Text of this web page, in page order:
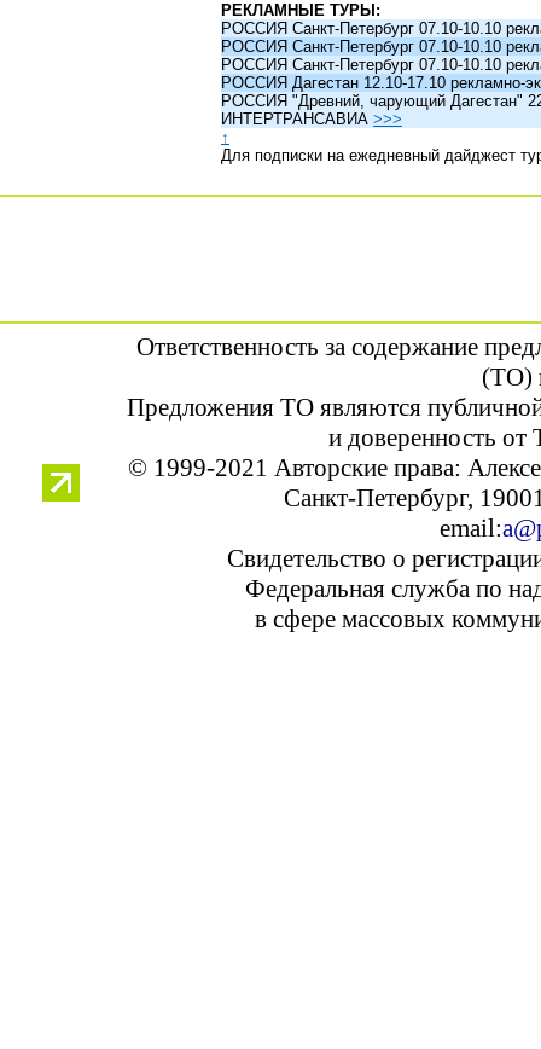
РЕКЛАМНЫЕ ТУРЫ:
РОССИЯ Санкт-Петербург 07.10-10.10
РОССИЯ Санкт-Петербург 07.10-10.10
РОССИЯ Санкт-Петербург 07.10-10.10
РОССИЯ Дагестан 12.10-17.10 рекламно-
РОССИЯ "Древний, чарующий Дагестан"
ИНТЕРТРАНСАВИА >>>
↑
Для подписки на ежедневный дайджест
Ответственность за содержание
(ТО)
Предложения ТО являются
и доверенность от
© 1999-2021 Авторские права:
Санкт-Петербург,
email:
Свидетельство о
Федеральная служба по
в сфере массовых